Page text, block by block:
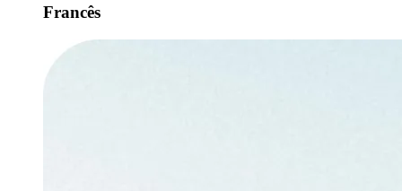
Francês